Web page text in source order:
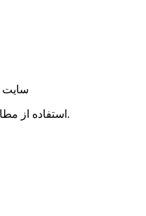
سایت
استفاده از مطالب سایت با ذکر منبع بلامانع میباشد.